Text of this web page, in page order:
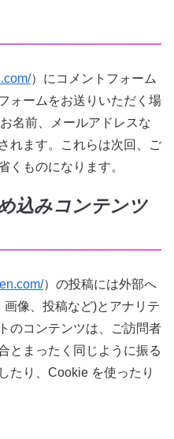
）にコメントフォーム
ォームをお送りいただく場
名前、メールアドレスな
れます。これらは次回、ご
くものになります。
込みコンテンツ
）の投稿には外部へ
像、投稿など)とアナリテ
のコンテンツは、ご訪問者
とまったく同じように振る
たり、Cookie を使ったり